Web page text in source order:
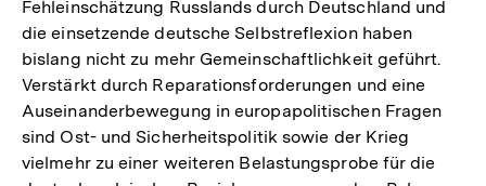
Fehleinschätzung Russlands durch Deutschland und
die einsetzende deutsche Selbstreflexion haben
bislang nicht zu mehr Gemeinschaftlichkeit geführt.
Verstärkt durch Reparationsforderungen und eine
Auseinanderbewegung in europapolitischen Fragen
sind Ost- und Sicherheitspolitik sowie der Krieg
vielmehr zu einer weiteren Belastungsprobe für dieZum